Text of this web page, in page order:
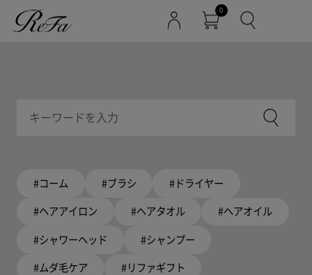
0
#コーム #ブラシ #ドライヤー
#ヘアアイロン #ヘアタオル #ヘアオイル
#シャワーヘッド #シャンプー
#ムダ毛ケア #リファギフト